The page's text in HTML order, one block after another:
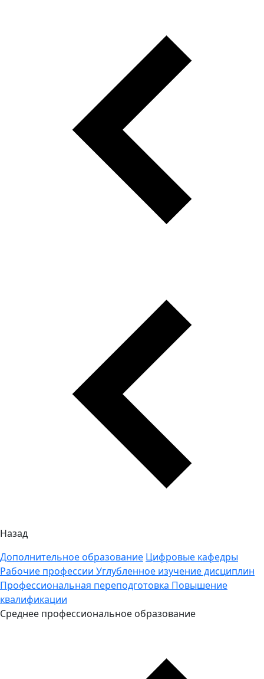
Назад
Дополнительное образование Цифровые кафедры
Рабочие профессии Углубленное изучение дисциплин
Профессиональная переподготовка Повышение
квалификации
Среднее профессиональное образование